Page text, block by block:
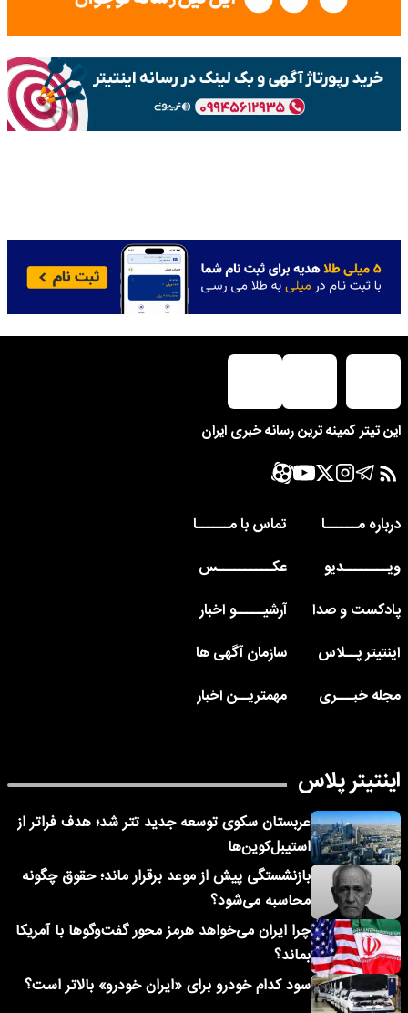
این تیتر کمینه ترین رسانه خبری ایران
درباره مــــــا
تماس با مــــــا
ویــــــــدیو
عکــــــــــس
پادکست و صدا
آرشیـــــو اخبار
اینتیتر پــلاس
سازمان آگهی ها
مجله خبـــری
مهمتریــن اخبار
اینتیتر پلاس
عربستان سکوی توسعه جدید تتر شد؛ هدف فراتر از
استیبل‌کوین‌ها
بازنشستگی پیش از موعد برقرار ماند؛ حقوق چگونه
محاسبه می‌شود؟
چرا ایران می‌خواهد هرمز محور گفت‌وگوها با آمریکا
بماند؟
سود کدام خودرو برای «ایران خودرو» بالاتر است؟